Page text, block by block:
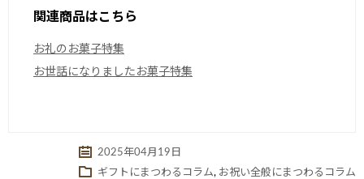
関連商品はこちら
お礼のお菓子特集
お世話になりましたお菓子特集
2025年04月19日
ギフトにまつわるコラム, お祝い全般にまつわるコラム